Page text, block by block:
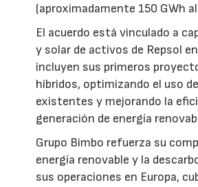
(aproximadamente 150 GWh
El acuerdo está vinculado a
y solar de activos de Repsol
incluyen sus primeros
híbridos, optimizando el uso
existentes y mejorando la
generación de energía
Grupo Bimbo refuerza su
energía renovable y la
sus operaciones en Europa,